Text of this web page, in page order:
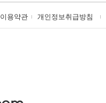
이용약관 개인정보취급방침